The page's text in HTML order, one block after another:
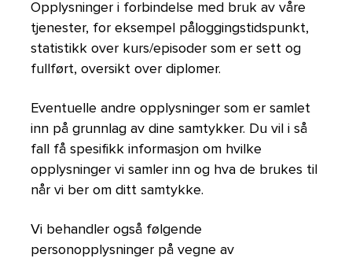
Opplysninger i forbindelse med bruk av våre
tjenester, for eksempel påloggingstidspunkt,
statistikk over kurs/episoder som er sett og
fullført, oversikt over diplomer.
Eventuelle andre opplysninger som er samlet
inn på grunnlag av dine samtykker. Du vil i så
fall få spesifikk informasjon om hvilke
opplysninger vi samler inn og hva de brukes til
når vi ber om ditt samtykke.
Vi behandler også følgende
personopplysninger på vegne av